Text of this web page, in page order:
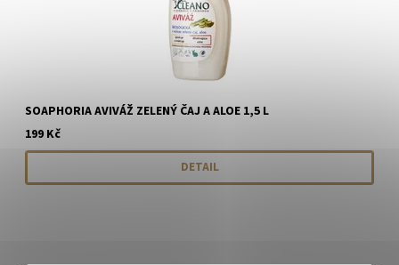
SOAPHORIA AVIVÁŽ ZELENÝ ČAJ A ALOE 1,5 L
199 Kč
DETAIL